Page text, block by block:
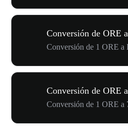
Conversión de ORE
Conversión de 1 ORE a
Conversión de ORE